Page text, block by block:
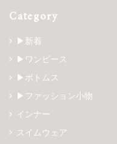
Category
▶新着
▶ワンピース
▶ボトムス
▶ファッション小物
インナー
スイムウェア